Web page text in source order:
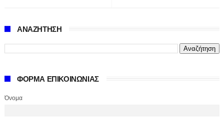
ΑΝΑΖΗΤΗΣΗ
ΦΟΡΜΑ ΕΠΙΚΟΙΝΩΝΙΑΣ
Όνομα